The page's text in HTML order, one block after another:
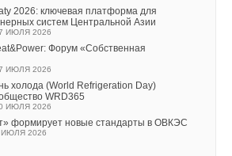
2026: ключевая платформа для
систем Центральной Азии
ИЮЛЯ 2026
Форум «Собственная
ИЮЛЯ 2026
холода (World Refrigeration Day)
WRD365
ИЮЛЯ 2026
формирует новые стандарты в ОВКЭС
2026